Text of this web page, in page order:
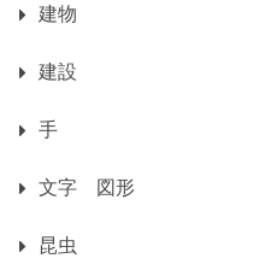
建物
建設
手
文字 図形
昆虫